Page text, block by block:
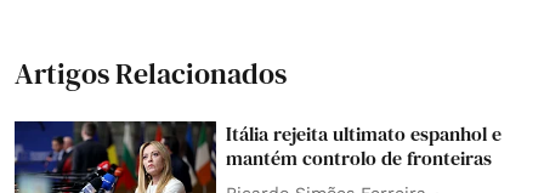
Artigos Relacionados
Itália rejeita ultimato espanhol e
mantém controlo de fronteiras